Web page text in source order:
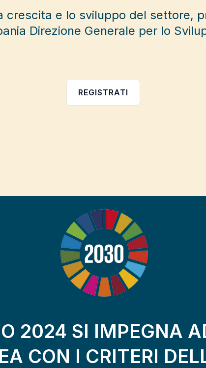
crescita e lo sviluppo del settore,
Direzione Generale per lo
REGISTRATI
2024 SI IMPEGNA
CON I CRITERI